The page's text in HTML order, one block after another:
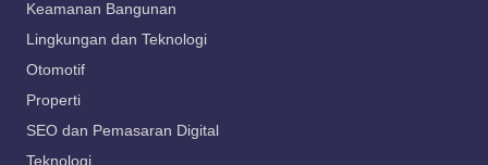
Keamanan Bangunan
Lingkungan dan Teknologi
Otomotif
Properti
SEO dan Pemasaran Digital
Teknologi